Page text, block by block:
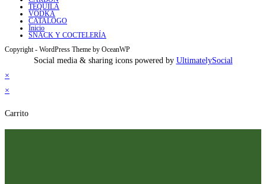
TEQUILA
VODKA
CATALOGO
Inicio
SNACK Y COCTELERÍA
Copyright - WordPress Theme by OceanWP
Social media & sharing icons powered by UltimatelySocial
×
×
Carrito